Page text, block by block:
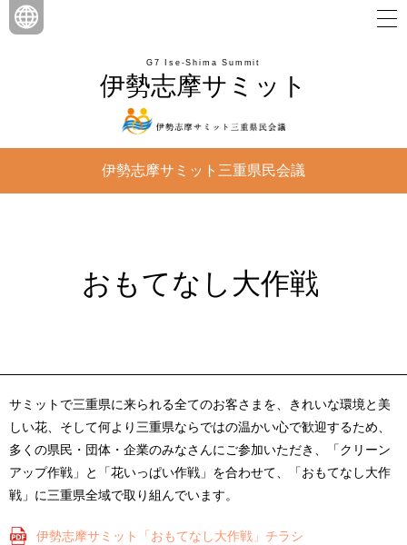
伊勢志摩サミット
G7 Ise-Shima Summit
伊勢志摩サミット三重県民会議
おもてなし大作戦
サミットで三重県に来られる全てのお客さまを、きれいな環境と美
しい花、そして何より三重県ならではの温かい心で歓迎するため、
多くの県民・団体・企業のみなさんにご参加いただき、「クリーン
アップ作戦」と「花いっぱい作戦」を合わせて、「おもてなし大作
戦」に三重県全域で取り組んでいます。
伊勢志摩サミット「おもてなし大作戦」チラシ